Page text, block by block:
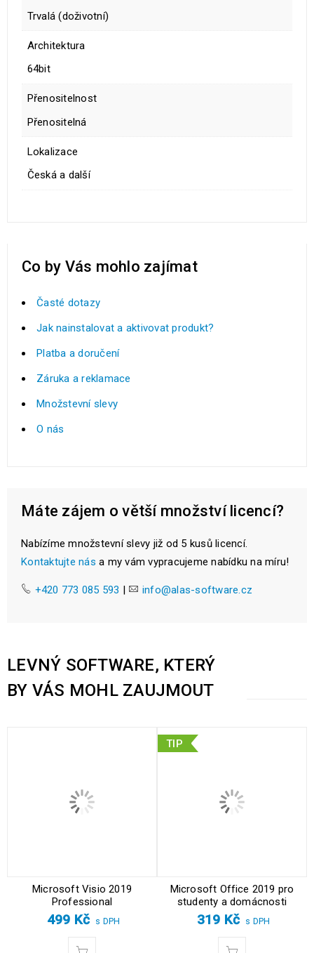
Trvalá (doživotní)
Architektura
64bit
Přenositelnost
Přenositelná
Lokalizace
Česká a další
Co by Vás mohlo zajímat
Časté dotazy
Jak nainstalovat a aktivovat produkt?
Platba a doručení
Záruka a reklamace
Množstevní slevy
O nás
Máte zájem o větší množství licencí?
Nabízíme množstevní slevy již od 5 kusů licencí.
Kontaktujte nás a my vám vypracujeme nabídku na míru!
+420 773 085 593 | info@alas-software.cz
LEVNÝ SOFTWARE, KTERÝ
BY VÁS MOHL ZAUJMOUT
Microsoft Visio 2019
Professional
499 Kč s DPH
TIP
Microsoft Office 2019 pro
studenty a domácnosti
319 Kč s DPH